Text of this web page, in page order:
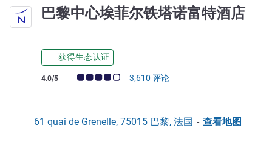
巴黎中心埃菲尔铁塔诺富特酒店4
获得生态认证
客户意见评级 (ALL 评级)
4.0/5 3,610 评论
61 quai de Grenelle, 75015 巴黎, 法国 - 查看地图